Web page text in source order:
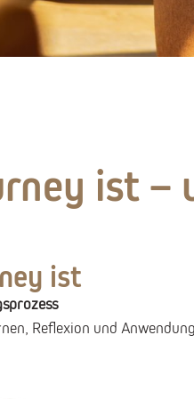
ist –
ist
Reflexion und